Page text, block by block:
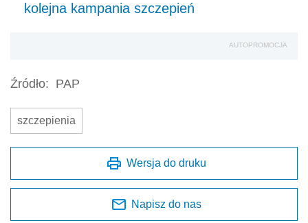
kolejna kampania szczepień
AUTOPROMOCJA
Źródło: PAP
szczepienia
Wersja do druku
Napisz do nas